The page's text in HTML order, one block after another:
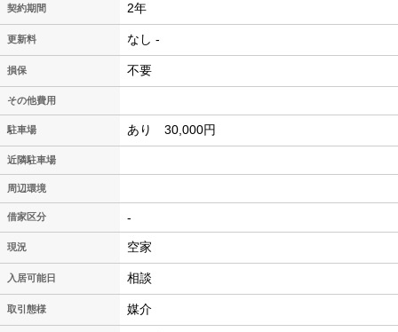
契約期間 2年
更新料 なし -
損保 不要
その他費用
駐車場 あり 30,000円
近隣駐車場
周辺環境
借家区分 -
現況 空家
入居可能日 相談
取引態様 媒介